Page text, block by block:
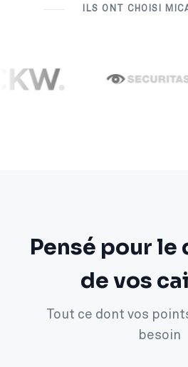
ILS ONT CHOISI
Pensé pour
de vos
Tout ce dont vos
besoin